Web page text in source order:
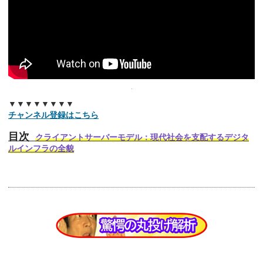
▼▼▼▼▼▼▼▼
チャンネル登録はこちら
目次
クライアントサーバーモデル：現代社会を支配するデジタ
ルインフラの全貌